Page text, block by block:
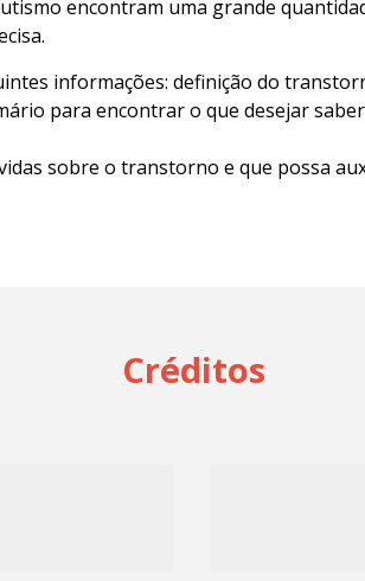
encontram uma grande
informações: definição do
para encontrar o que desejar
sobre o transtorno e que possa
Créditos